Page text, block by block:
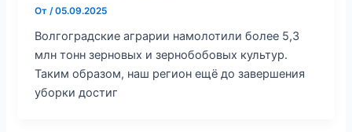
От /05.09.2025
Волгоградские аграрии намолотили более 5,3
млн тонн зерновых и зернобобовых культур.
Таким образом, наш регион ещё до завершения
уборки достиг